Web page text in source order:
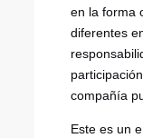
en la forma
diferentes
compañía
Este es un